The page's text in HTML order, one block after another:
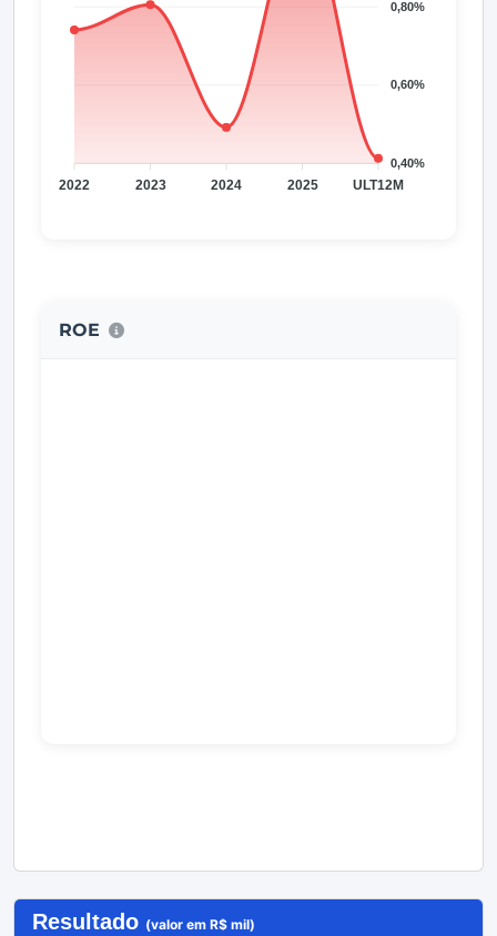
Resultado (valor em R$ mil)